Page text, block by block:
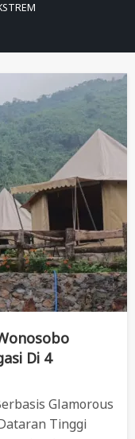
Di 4
Glamorous
Tinggi